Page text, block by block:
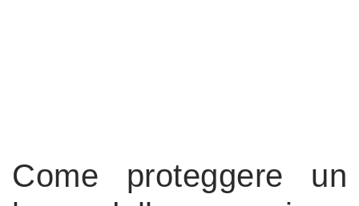
Come proteggere un